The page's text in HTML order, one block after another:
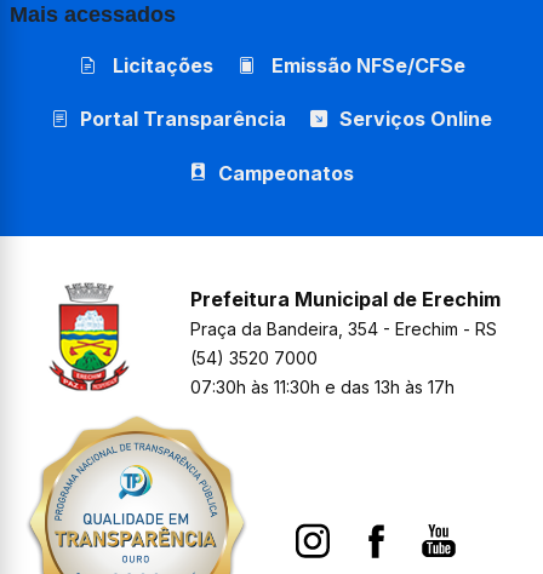
Mais acessados
Licitações Emissão NFSe/CFSe
Portal Transparência Serviços Online
Campeonatos
Prefeitura Municipal de Erechim
Praça da Bandeira, 354 - Erechim - RS
(54) 3520 7000
07:30h às 11:30h e das 13h às 17h